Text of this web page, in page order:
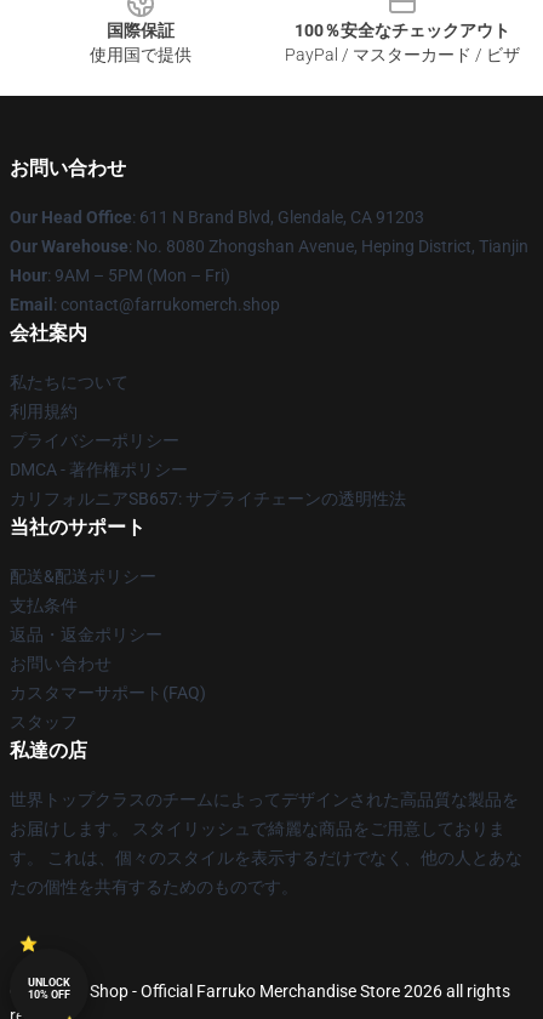
国際保証
使用国で提供
100％安全なチェックアウト
PayPal / マスターカード / ビザ
お問い合わせ
Our Head Office: 611 N Brand Blvd, Glendale, CA 91203
Our Warehouse: No. 8080 Zhongshan Avenue, Heping District, Tianjin
Hour: 9AM – 5PM (Mon – Fri)
Email : contact@farrukomerch.shop
会社案内
私たちについて
利用規約
プライバシーポリシー
DMCA - 著作権ポリシー
カリフォルニアSB657: サプライチェーンの透明性法
当社のサポート
配送&配送ポリシー
支払条件
返品・返金ポリシー
お問い合わせ
カスタマーサポート(FAQ)
スタッフ
私達の店
世界トップクラスのチームによってデザインされた高品質な製品を
お届けします。 スタイリッシュで綺麗な商品をご用意しておりま
す。 これは、個々のスタイルを表示するだけでなく、他の人とあな
たの個性を共有するためのものです。
© Farruko Shop - Official Farruko Merchandise Store 2026 all rights
UNLOCK
10% OFF